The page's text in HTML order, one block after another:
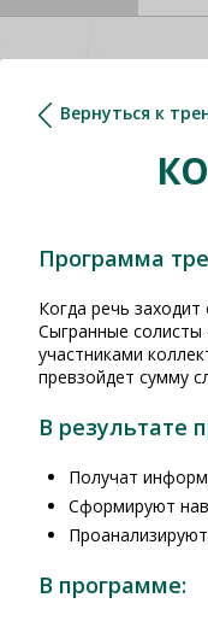
Вернуться к
Программа
Когда речь
Сыгранные
участниками
превзойдет сумму
В результате
Получат
Сформируют
В программе: